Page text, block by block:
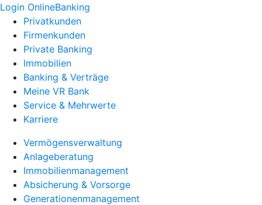
Login OnlineBanking
Privatkunden
Firmenkunden
Private Banking
Immobilien
Banking & Verträge
Meine VR Bank
Service & Mehrwerte
Karriere
Vermögensverwaltung
Anlageberatung
Immobilienmanagement
Absicherung & Vorsorge
Generationenmanagement